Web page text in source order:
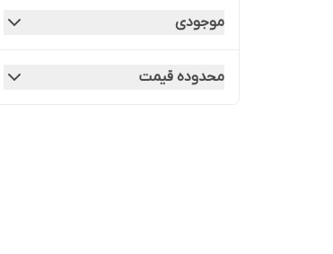
موجودی
محدوده قیمت